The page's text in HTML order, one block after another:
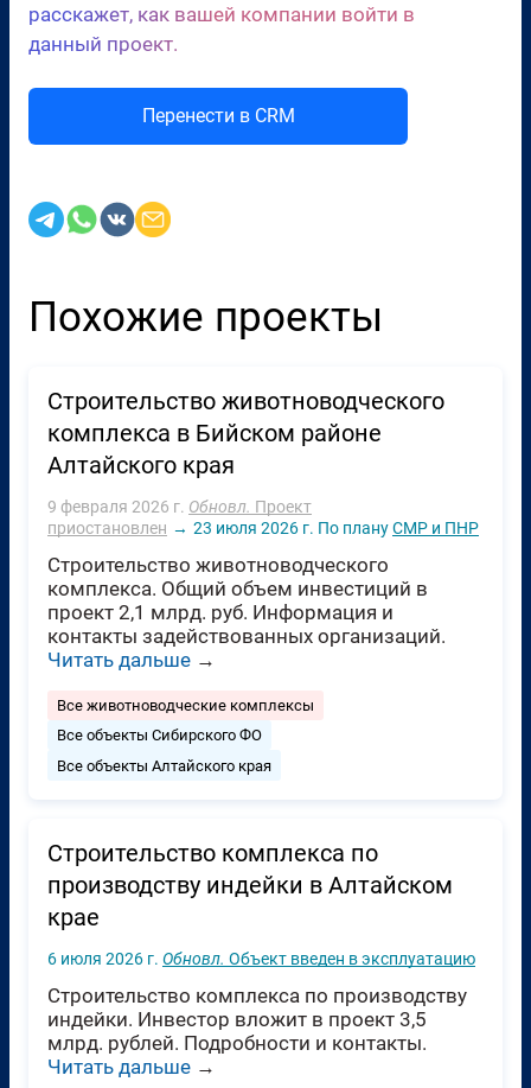
расскажет, как вашей компании войти в
данный проект.
Перенести в CRM
Похожие проекты
Строительство животноводческого
комплекса в Бийском районе
Алтайского края
9 февраля 2026 г. Обновл. Проект
приостановлен → 23 июля 2026 г. По плануСМР и ПНР
Строительство животноводческого
комплекса. Общий объем инвестиций в
проект 2,1 млрд. руб. Информация и
контакты задействованных организаций.
Читать дальше →
Все животноводческие комплексы
Все объекты Сибирского ФО
Все объекты Алтайского края
Строительство комплекса по
производству индейки в Алтайском
крае
6 июля 2026 г. Обновл. Объект введен в эксплуатацию
Строительство комплекса по производству
индейки. Инвестор вложит в проект 3,5
млрд. рублей. Подробности и контакты.
Читать дальше →